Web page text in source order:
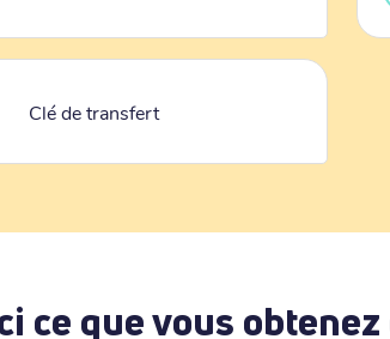
Clé de transfert
ce que vous